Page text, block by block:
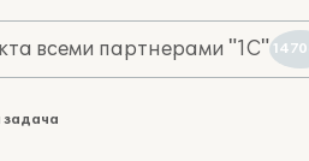
всеми партнерами "1С"